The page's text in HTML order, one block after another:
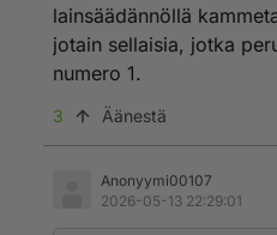
lainsäädännöllä
jotain sellaisia, jotka
numero 1.
3 Äänestä
Anonyymi00107
2026-05-13 22:29:01